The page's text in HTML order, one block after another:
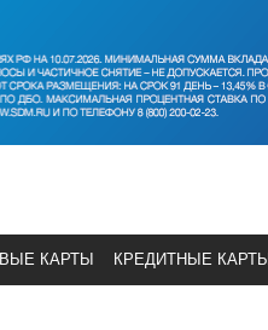
КАРТЫ КРЕДИТНЫЕ КАРТЫ